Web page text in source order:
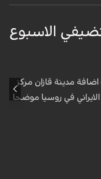
الاسبوع
مدينة قازان مركز
في روسيا موضحا